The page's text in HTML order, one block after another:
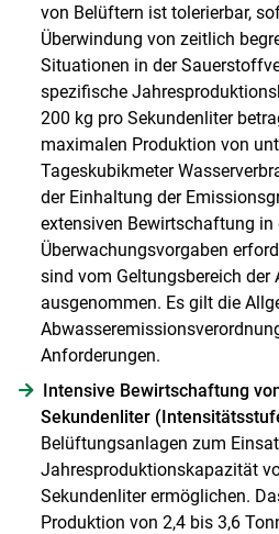
von Belüftern ist tolerierbar,
Überwindung von zeitlich
Situationen in der
spezifische
200 kg pro Sekundenliter
maximalen Produktion von
Tageskubikmeter
der Einhaltung der
extensiven Bewirtschaftung in
Überwachungsvorgaben
sind vom Geltungsbereich der
ausgenommen. Es gilt die
Anforderungen.
Intensive Bewirtschaftung
Sekundenliter
Belüftungsanlagen zum
Jahresproduktionskapazität
Sekundenliter ermöglichen.
Produktion von 2,4 bis 3,6